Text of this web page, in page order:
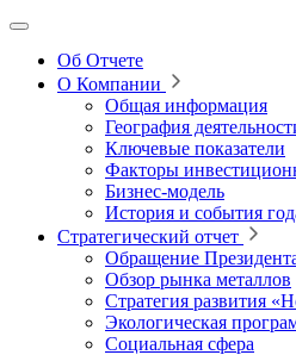
Об Отчете
О Компании
Общая информация
География
Ключевые показатели
Факторы
Бизнес-модель
История и события
Стратегический отчет
Обращение
Обзор рынка металлов
Стратегия развития
Экологическая
Социальная сфера